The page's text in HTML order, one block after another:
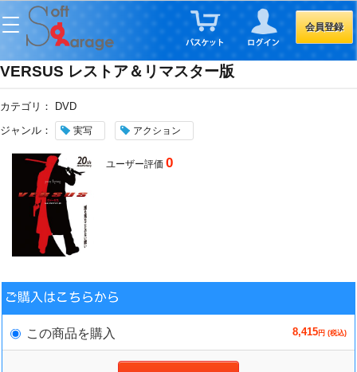
会員登録
VERSUS レストア＆リマスター版
カテゴリ：
DVD
ジャンル：
実写 アクション
ユーザー評価0
この商品を購入 8,415円 (税込)